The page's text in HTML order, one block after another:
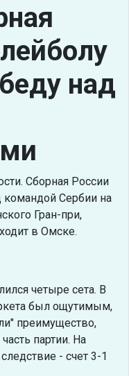
над
Сборная России
командой Сербии на
Гран-при,
в Омске.
четыре сета. В
был ощутимым,
преимущество,
партии. На
- счет 3-1